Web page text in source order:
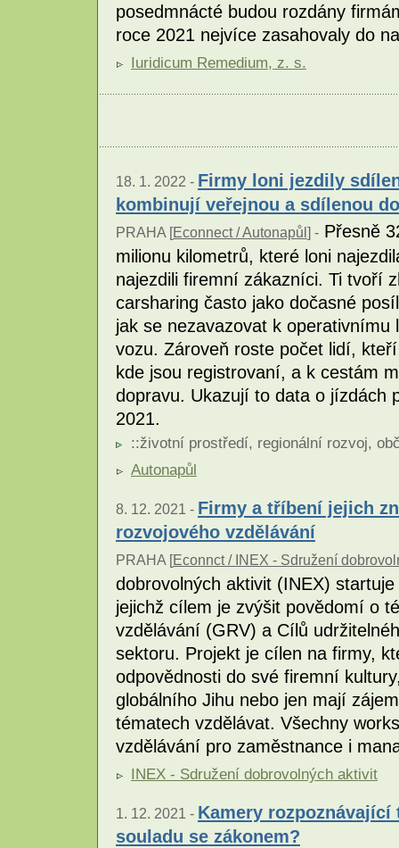
posedmnácté budou rozdány
roce 2021 nejvíce zasahovaly do
Iuridicum Remedium, z. s.
18. 1. 2022 - Firmy loni jezdily
kombinují veřejnou a sdílenou
PRAHA [Econnect / Autonapůl ] - Přesně
milionu kilometrů, které loni
najezdili firemní zákazníci. Ti tvoří
carsharing často jako dočasné
jak se nezavazovat k operativnímu
vozu. Zároveň roste počet lidí,
kde jsou registrovaní, a k cestám
dopravu. Ukazují to data o jízdách
2021.
::životní prostředí, regionální rozvoj,
Autonapůl
8. 12. 2021 - Firmy a tříbení jejich
rozvojového vzdělávání
PRAHA [Econnct / INEX - Sdružení
dobrovolných aktivit (INEX)
jejichž cílem je zvýšit povědomí o
vzdělávání (GRV) a Cílů
sektoru. Projekt je cílen na firmy,
odpovědnosti do své firemní
globálního Jihu nebo jen mají
tématech vzdělávat. Všechny
vzdělávání pro zaměstnance i
INEX - Sdružení dobrovolných aktivit
1. 12. 2021 - Kamery
souladu se zákonem?